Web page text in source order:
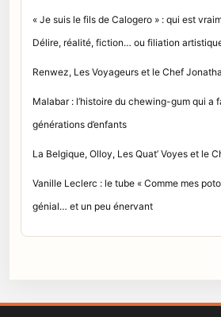
« Je suis le fils de Calogero » : qui est
Délire, réalité, fiction… ou filiation
Renwez, Les Voyageurs et le Chef
Malabar : l’histoire du chewing-gum qui a
générations d’enfants
La Belgique, Olloy, Les Quat’ Voyes et le
Vanille Leclerc : le tube « Comme mes
génial… et un peu énervant